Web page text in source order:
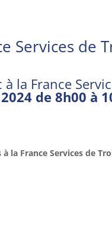
Services de
à la France
de 8h00 à
la France Services de